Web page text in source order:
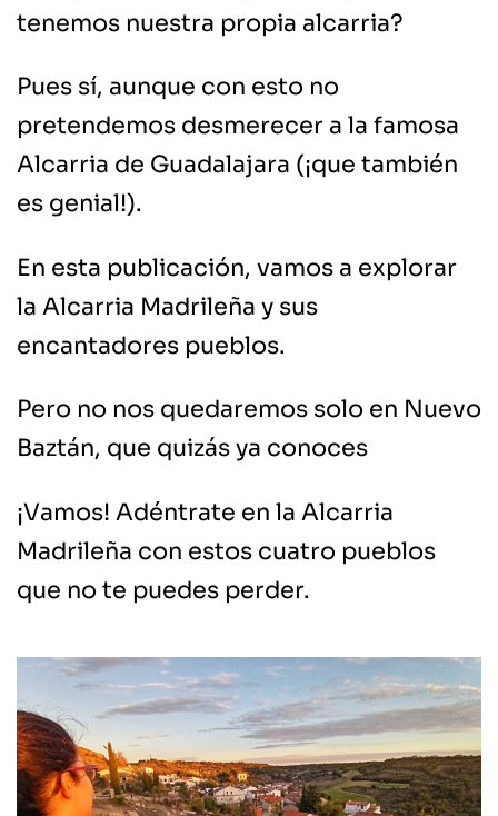
tenemos nuestra propia alcarria?
Pues sí, aunque con esto no
pretendemos desmerecer a la famosa
Alcarria de Guadalajara (¡que también
es genial!).
En esta publicación, vamos a explorar
la Alcarria Madrileña y sus
encantadores pueblos.
Pero no nos quedaremos solo en Nuevo
Baztán, que quizás ya conoces
¡Vamos! Adéntrate en la Alcarria
Madrileña con estos cuatro pueblos
que no te puedes perder.